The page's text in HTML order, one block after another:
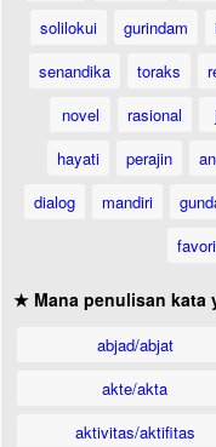
solilokui
gurindam
senandika
toraks
novel
rasional
hayati
perajin
dialog
mandiri
★ Mana penulisan kata
abjad/abjat
akte/akta
aktivitas/aktifitas